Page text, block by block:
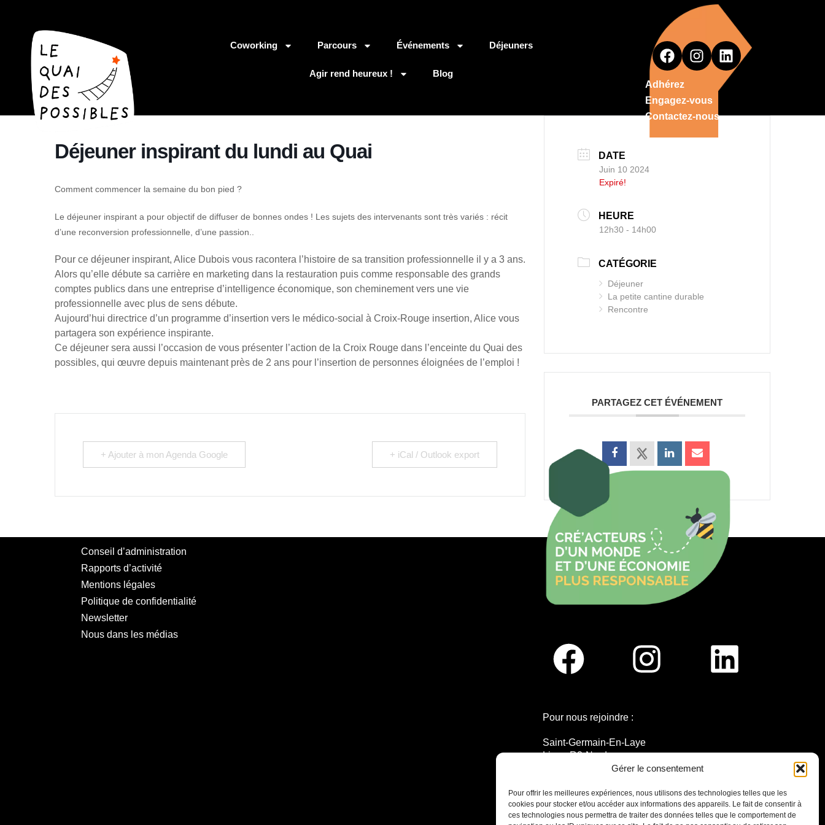
Gérer le consentement
Pour offrir les meilleures expériences, nous utilisons des technologies telles que les
cookies pour stocker et/ou accéder aux informations des appareils. Le fait de consentir à
ces technologies nous permettra de traiter des données telles que le comportement de
Coworking Parcours Événements Déjeuners
Agir rend heureux !
Blog
Adhérez
Engagez-vous
Contactez-nous
Déjeuner inspirant du lundi au Quai
Comment commencer la semaine du bon pied ?
Le déjeuner inspirant a pour objectif de diffuser de bonnes ondes ! Les sujets des intervenants sont très variés : récit
d’une reconversion professionnelle, d’une passion..
Pour ce déjeuner inspirant, Alice Dubois vous racontera l’histoire de sa transition professionnelle il y a 3 ans.
Alors qu’elle débute sa carrière en marketing dans la restauration puis comme responsable des grands
comptes publics dans une entreprise d’intelligence économique, son cheminement vers une vie
professionnelle avec plus de sens débute.
Aujourd’hui directrice d’un programme d’insertion vers le médico-social à Croix-Rouge insertion, Alice vous
partagera son expérience inspirante.
Ce déjeuner sera aussi l’occasion de vous présenter l’action de la Croix Rouge dans l’enceinte du Quai des
possibles, qui œuvre depuis maintenant près de 2 ans pour l’insertion de personnes éloignées de l’emploi !
+ Ajouter à mon Agenda Google + iCal / Outlook export
DATE
Juin 10 2024
Expiré!
HEURE
12h30 - 14h00
CATÉGORIE
Déjeuner
La petite cantine durable
Rencontre
PARTAGEZ CET ÉVÉNEMENT
Conseil d’administration
Rapports d’activité
Mentions légales
Politique de confidentialité
Newsletter
Nous dans les médias
Pour nous rejoindre :
Saint-Germain-En-Laye
Ligne R2-Nord